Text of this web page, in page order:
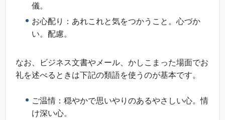
儀。
お心配り：あれこれと気をつかうこと。心づか
い。配慮。
なお、ビジネス文書やメール、かしこまった場面でお
礼を述べるときは下記の類語を使うのが基本です。
ご温情：穏やかで思いやりのあるやさしい心。情
け深い心。